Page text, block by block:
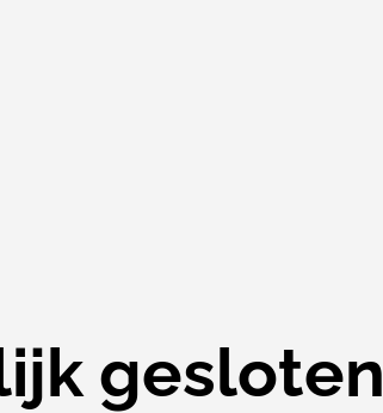
gesloten